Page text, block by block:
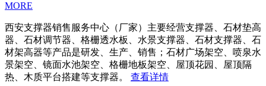
MORE
西安支撑器销售服务中心（厂家）主要经营支撑器、石材垫高
器、石材调节器、格栅透水板、水景支撑器、石材支撑器、石
材架高器等产品是研发、生产、销售；石材广场架空、喷泉水
景架空、镜面水池架空、格栅地板架空、屋顶花园、屋顶隔
热、木质平台搭建等支撑器。 查看详情